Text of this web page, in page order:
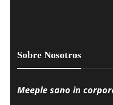
Sobre Nosotros
Meeple sano in